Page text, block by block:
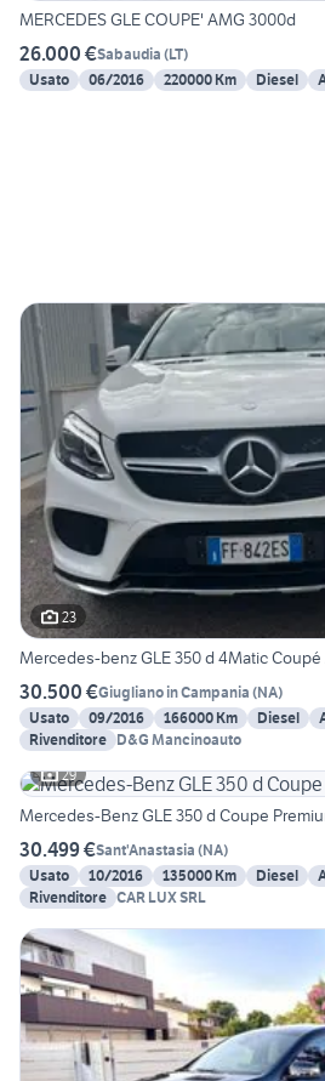
MERCEDES GLE COUPE' AMG 3000d
26.000 €Sabaudia (LT)
Usato
06/2016 220000 Km Diesel
23
Mercedes-benz GLE 350 d 4Matic Coupé
30.500 €Giugliano in Campania (NA)
Usato
09/2016 166000 Km Diesel
Rivenditore D&G Mancinoauto
29
Mercedes-Benz GLE 350 d Coupe
30.499 €Sant'Anastasia (NA)
Usato
10/2016 135000 Km Diesel
Rivenditore CAR LUX SRL